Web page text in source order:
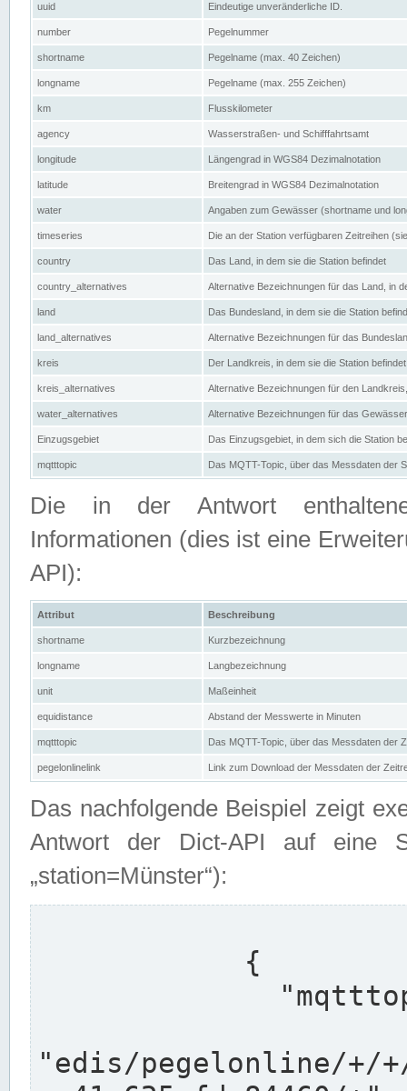
uuid Eindeutige unveränderliche ID.
number Pegelnummer
shortname Pegelname (max. 40 Zeichen)
longname Pegelname (max. 255 Zeichen)
km Flusskilometer
agency Wasserstraßen- und Schifffahrtsamt
longitude Längengrad in WGS84 Dezimalnotation
latitude Breitengrad in WGS84 Dezimalnotation
water Angaben zum Gewässer (shortname und
timeseries Die an der Station verfügbaren Zeitreihen
country Das Land, in dem sie die Station befindet
country_alternatives Alternative Bezeichnungen für das Land, in
land Das Bundesland, in dem sie die Station
land_alternatives Alternative Bezeichnungen für das
kreis Der Landkreis, in dem sie die Station befindet
kreis_alternatives Alternative Bezeichnungen für den
water_alternatives Alternative Bezeichnungen für das
Einzugsgebiet Das Einzugsgebiet, in dem sich die Station
mqtttopic Das MQTT-Topic, über das Messdaten der
Die in der Antwort
Informationen (dies ist eine
API):
Attribut Beschreibung
shortname Kurzbezeichnung
longname Langbezeichnung
unit Maßeinheit
equidistance Abstand der Messwerte in Minuten
mqtttopic Das MQTT-Topic, über das Messdaten der
pegelonlinelink Link zum Download der Messdaten der
Das nachfolgende Beispiel zeigt
Antwort der Dict-API auf eine
„station=Münster“):
"edis/pegelonline/+/